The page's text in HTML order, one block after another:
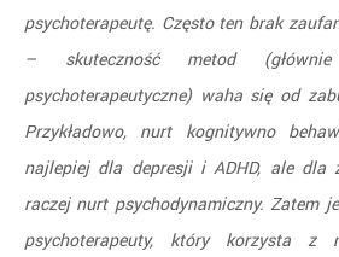
psychoterapeutę. Często ten brak
– skuteczność metod
psychoterapeutyczne) waha się od
Przykładowo, nurt kognitywno
najlepiej dla depresji i ADHD, ale dla
raczej nurt psychodynamiczny. Zatem
psychoterapeuty, który korzysta z